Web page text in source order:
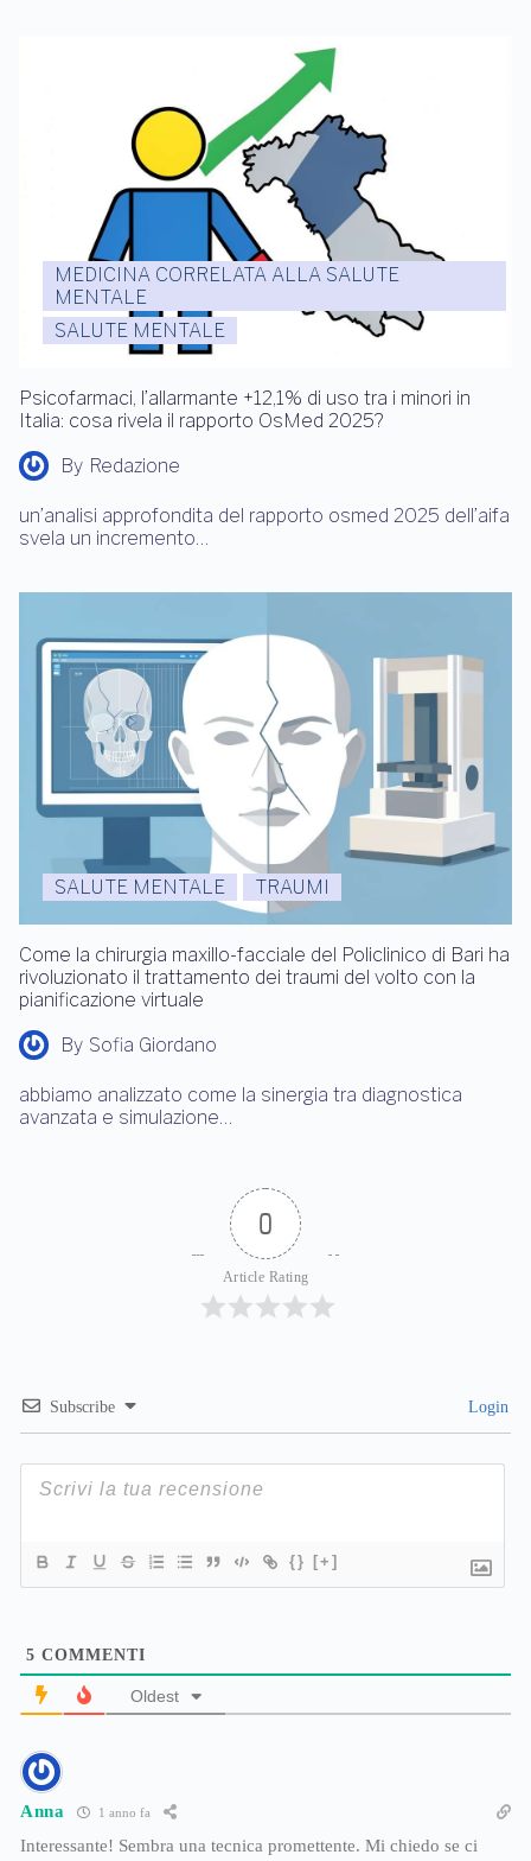
MEDICINA CORRELATA ALLA SALUTE
MENTALE
SALUTE MENTALE
Psicofarmaci, l’allarmante +12,1% di uso tra i minori in
Italia: cosa rivela il rapporto OsMed 2025?
By Redazione
un’analisi approfondita del rapporto osmed 2025 dell’aifa
svela un incremento…
SALUTE MENTALE TRAUMI
Come la chirurgia maxillo-facciale del Policlinico di Bari ha
rivoluzionato il trattamento dei traumi del volto con la
pianificazione virtuale
By Sofia Giordano
abbiamo analizzato come la sinergia tra diagnostica
avanzata e simulazione…
0
Article Rating
Subscribe Login
{} [+]
5 COMMENTI
Oldest
Anna 1 anno fa
Interessante! Sembra una tecnica promettente. Mi chiedo se ci